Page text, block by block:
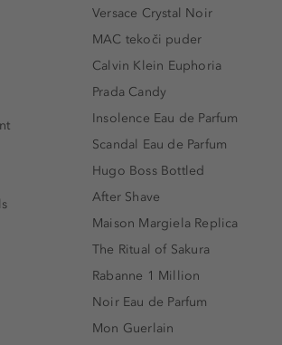
Versace Crystal Noir
MAC tekoči puder
Calvin Klein Euphoria
Prada Candy
Insolence Eau de Parfum
Scandal Eau de Parfum
Hugo Boss Bottled
After Shave
Maison Margiela Replica
The Ritual of Sakura
Rabanne 1 Million
Noir Eau de Parfum
Mon Guerlain